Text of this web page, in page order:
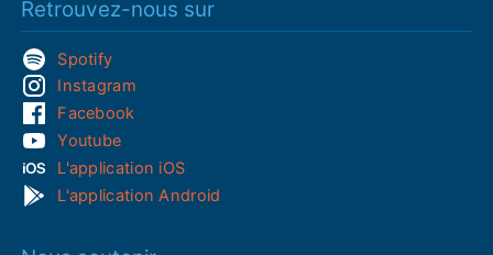
Retrouvez-nous sur
Spotify
Instagram
Facebook
Youtube
L'application iOS
L'application Android